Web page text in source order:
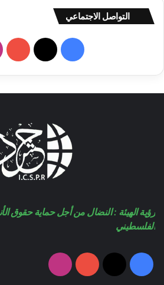
التواصل الاجتماعي
فيسبوك ‫X
رؤية الهيئة : النضال من أجل حماية حقوق
الفلسطيني
فيسبوك ‫X
‫YouTubeانستقرام